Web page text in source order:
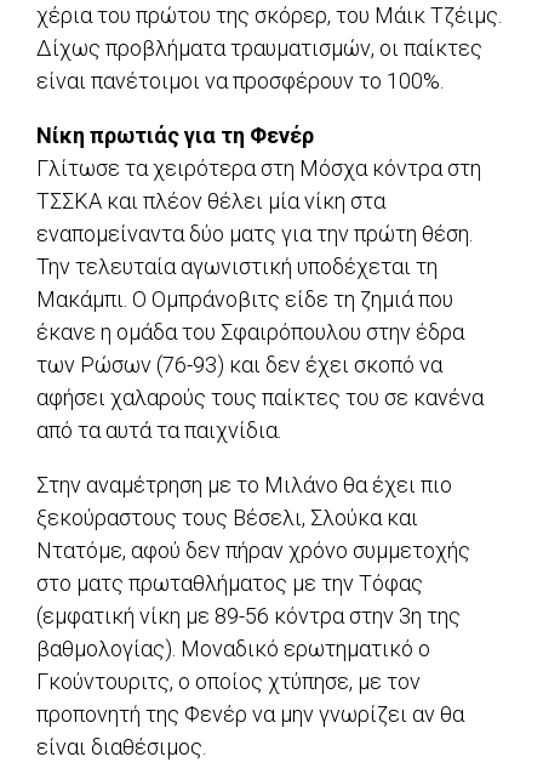
χέρια του πρώτου της σκόρερ, του Μάικ Τζέιμς.
Δίχως προβλήματα τραυματισμών, οι παίκτες
είναι πανέτοιμοι να προσφέρουν το 100%.
Νίκη πρωτιάς για τη Φενέρ
Γλίτωσε τα χειρότερα στη Μόσχα κόντρα στη
ΤΣΣΚΑ και πλέον θέλει μία νίκη στα
εναπομείναντα δύο ματς για την πρώτη θέση.
Την τελευταία αγωνιστική υποδέχεται τη
Μακάμπι. Ο Ομπράνοβιτς είδε τη ζημιά που
έκανε η ομάδα του Σφαιρόπουλου στην έδρα
των Ρώσων (76-93) και δεν έχει σκοπό να
αφήσει χαλαρούς τους παίκτες του σε κανένα
από τα αυτά τα παιχνίδια.
Στην αναμέτρηση με το Μιλάνο θα έχει πιο
ξεκούραστους τους Βέσελι, Σλούκα και
Ντατόμε, αφού δεν πήραν χρόνο συμμετοχής
στο ματς πρωταθλήματος με την Τόφας
(εμφατική νίκη με 89-56 κόντρα στην 3η της
βαθμολογίας). Μοναδικό ερωτηματικό ο
Γκούντουριτς, ο οποίος χτύπησε, με τον
προπονητή της Φενέρ να μην γνωρίζει αν θα
είναι διαθέσιμος.